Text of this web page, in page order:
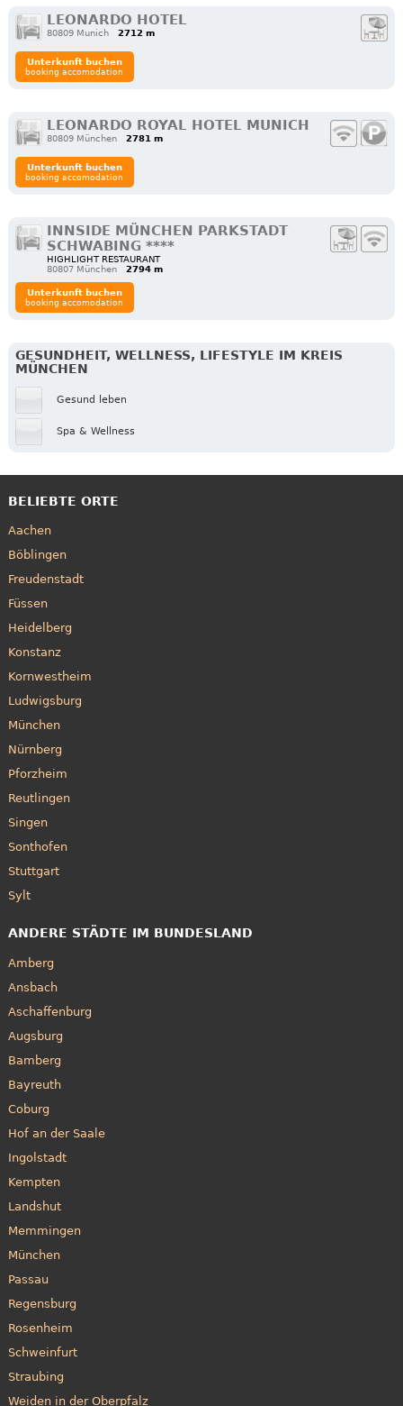
LEONARDO HOTEL
80809 Munich 2712 m
Unterkunft buchen
booking accomodation
LEONARDO ROYAL HOTEL MUNICH
80809 München 2781 m
Unterkunft buchen
booking accomodation
INNSIDE MÜNCHEN PARKSTADT
SCHWABING ****
HIGHLIGHT RESTAURANT
80807 München
2794 m
Unterkunft buchen
booking accomodation
GESUNDHEIT, WELLNESS, LIFESTYLE IM KREIS
MÜNCHEN
Gesund leben
Spa & Wellness
BELIEBTE ORTE
Aachen
Böblingen
Freudenstadt
Füssen
Heidelberg
Konstanz
Kornwestheim
Ludwigsburg
München
Nürnberg
Pforzheim
Reutlingen
Singen
Sonthofen
Stuttgart
Sylt
ANDERE STÄDTE IM BUNDESLAND
Amberg
Ansbach
Aschaffenburg
Augsburg
Bamberg
Bayreuth
Coburg
Hof an der Saale
Ingolstadt
Kempten
Landshut
Memmingen
München
Passau
Regensburg
Rosenheim
Schweinfurt
Straubing
Weiden in der Oberpfalz